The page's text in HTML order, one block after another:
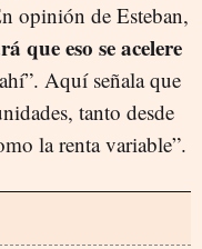
opinión de Esteban,
que eso se acelere
Aquí señala que
tanto desde
la renta variable”.